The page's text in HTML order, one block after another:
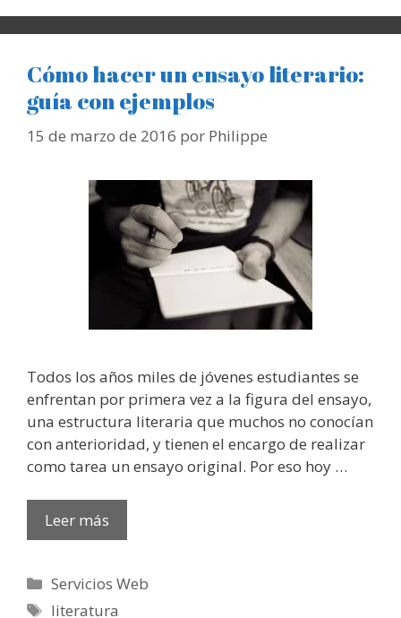
Cómo hacer un ensayo literario:
guía con ejemplos
15 de marzo de 2016 por Philippe
Todos los años miles de jóvenes estudiantes se
enfrentan por primera vez a la figura del ensayo,
una estructura literaria que muchos no conocían
con anterioridad, y tienen el encargo de realizar
como tarea un ensayo original. Por eso hoy …
Leer más
Categorías
Servicios Web
Etiquetas
literatura